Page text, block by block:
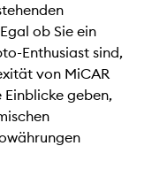
ob Sie ein
Enthusiast sind,
von MiCAR
geben,